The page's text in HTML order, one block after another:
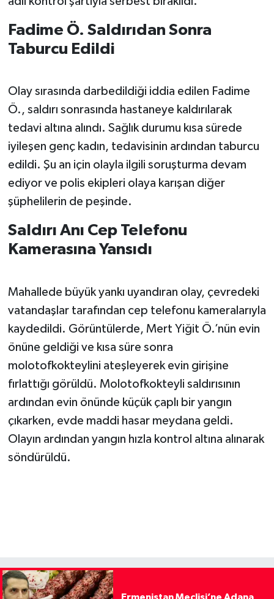
Fadime Ö. Saldırıdan Sonra
Taburcu Edildi
Olay sırasında darbedildiği iddia edilen Fadime
Ö., saldırı sonrasında hastaneye kaldırılarak
tedavi altına alındı. Sağlık durumu kısa sürede
iyileşen genç kadın, tedavisinin ardından taburcu
edildi. Şu an için olayla ilgili soruşturma devam
ediyor ve polis ekipleri olaya karışan diğer
şüphelilerin de peşinde.
Saldırı Anı Cep Telefonu
Kamerasına Yansıdı
Mahallede büyük yankı uyandıran olay, çevredeki
vatandaşlar tarafından cep telefonu kameralarıyla
kaydedildi. Görüntülerde, Mert Yiğit Ö.’nün evin
önüne geldiği ve kısa süre sonra
molotofkokteylini ateşleyerek evin girişine
fırlattığı görüldü. Molotofkokteyli saldırısının
ardından evin önünde küçük çaplı bir yangın
çıkarken, evde maddi hasar meydana geldi.
Olayın ardından yangın hızla kontrol altına alınarak
söndürüldü.